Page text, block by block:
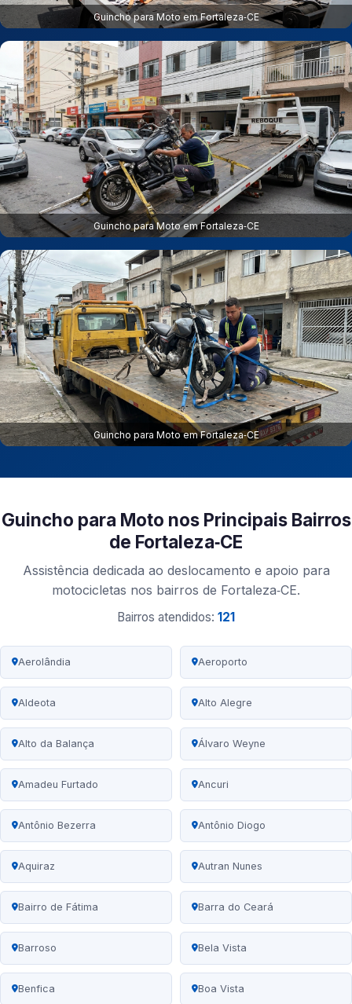
Guincho para Moto em Fortaleza‑CE
Guincho para Moto em Fortaleza‑CE
Guincho para Moto em Fortaleza‑CE
Guincho para Moto nos Principais Bairros
de Fortaleza‑CE
Assistência dedicada ao deslocamento e apoio para
motocicletas nos bairros de Fortaleza‑CE.
Bairros atendidos: 121
Aerolândia Aeroporto
Aldeota Alto Alegre
Alto da Balança Álvaro Weyne
Amadeu Furtado Ancuri
Antônio Bezerra Antônio Diogo
Aquiraz Autran Nunes
Bairro de Fátima Barra do Ceará
Barroso Bela Vista
Benfica Boa Vista